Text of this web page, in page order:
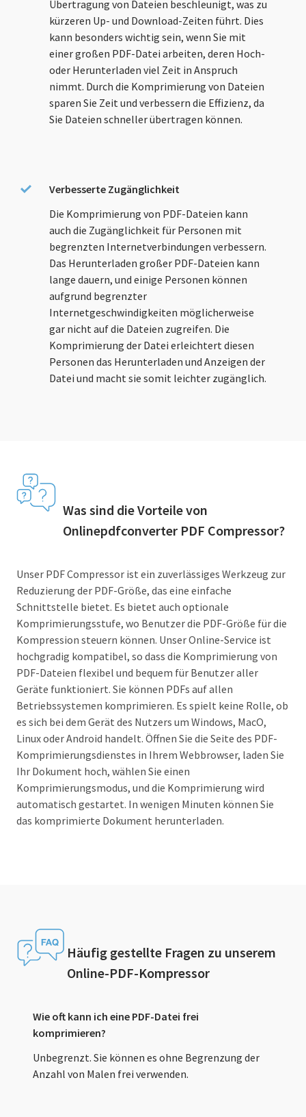
Übertragung von Dateien beschleunigt, was zu
kürzeren Up- und Download-Zeiten führt. Dies
kann besonders wichtig sein, wenn Sie mit
einer großen PDF-Datei arbeiten, deren Hoch-
oder Herunterladen viel Zeit in Anspruch
nimmt. Durch die Komprimierung von Dateien
sparen Sie Zeit und verbessern die Effizienz, da
Sie Dateien schneller übertragen können.
Verbesserte Zugänglichkeit
Die Komprimierung von PDF-Dateien kann
auch die Zugänglichkeit für Personen mit
begrenzten Internetverbindungen verbessern.
Das Herunterladen großer PDF-Dateien kann
lange dauern, und einige Personen können
aufgrund begrenzter
Internetgeschwindigkeiten möglicherweise
gar nicht auf die Dateien zugreifen. Die
Komprimierung der Datei erleichtert diesen
Personen das Herunterladen und Anzeigen der
Datei und macht sie somit leichter zugänglich.
Was sind die Vorteile von
Onlinepdfconverter PDF Compressor?
Unser PDF Compressor ist ein zuverlässiges Werkzeug zur
Reduzierung der PDF-Größe, das eine einfache
Schnittstelle bietet. Es bietet auch optionale
Komprimierungsstufe, wo Benutzer die PDF-Größe für die
Kompression steuern können. Unser Online-Service ist
hochgradig kompatibel, so dass die Komprimierung von
PDF-Dateien flexibel und bequem für Benutzer aller
Geräte funktioniert. Sie können PDFs auf allen
Betriebssystemen komprimieren. Es spielt keine Rolle, ob
es sich bei dem Gerät des Nutzers um Windows, MacO,
Linux oder Android handelt. Öffnen Sie die Seite des PDF-
Komprimierungsdienstes in Ihrem Webbrowser, laden Sie
Ihr Dokument hoch, wählen Sie einen
Komprimierungsmodus, und die Komprimierung wird
automatisch gestartet. In wenigen Minuten können Sie
das komprimierte Dokument herunterladen.
Häufig gestellte Fragen zu unserem
Online-PDF-Kompressor
Wie oft kann ich eine PDF-Datei frei
komprimieren?
Unbegrenzt. Sie können es ohne Begrenzung der
Anzahl von Malen frei verwenden.